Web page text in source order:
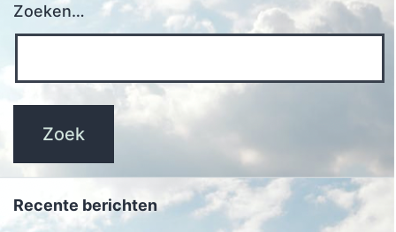
Zoeken…
Recente berichten